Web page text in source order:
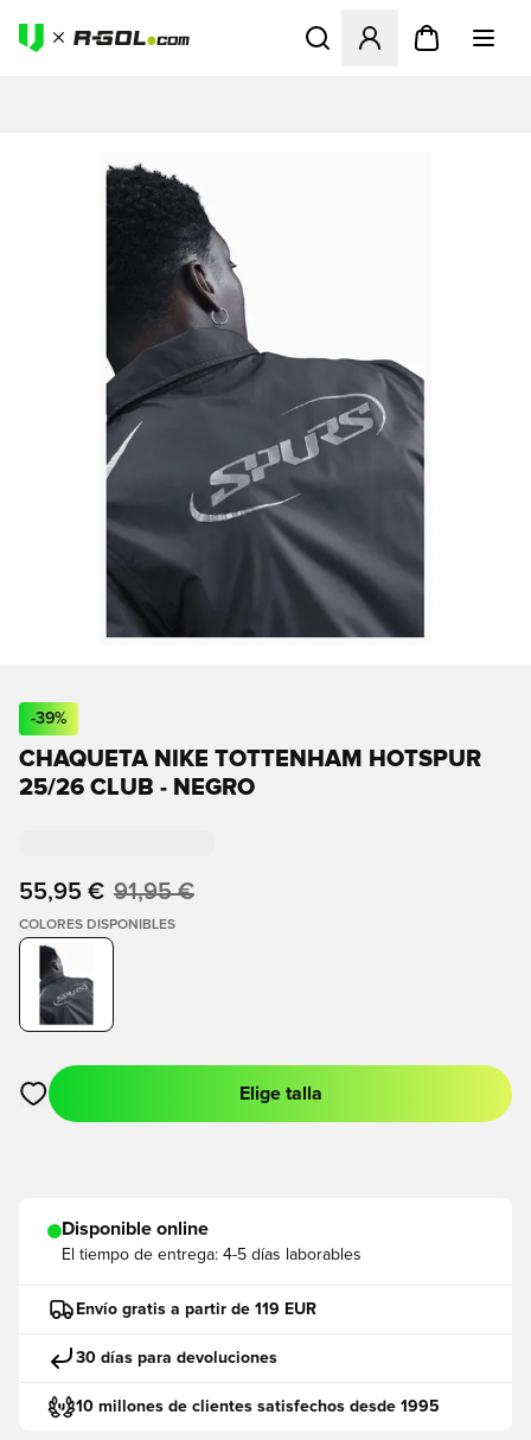
Abre un modal para iniciar
-39%
CHAQUETA NIKE TOTTENHAM HOTSPUR
25/26 CLUB - NEGRO
55,95 € 91,95 €
COLORES DISPONIBLES
Abre un modal para iniciar sesión o registrarse como miembro
Elige talla
Disponible online
El tiempo de entrega: 4-5 días laborables
Envío gratis a partir de 119 EUR
30 días para devoluciones
10 millones de clientes satisfechos desde 1995